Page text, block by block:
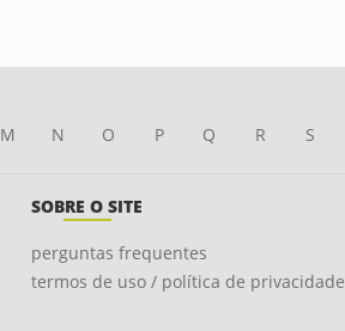
M N O P Q R S
SOBRE O SITE
perguntas frequentes
termos de uso / política de privacidade